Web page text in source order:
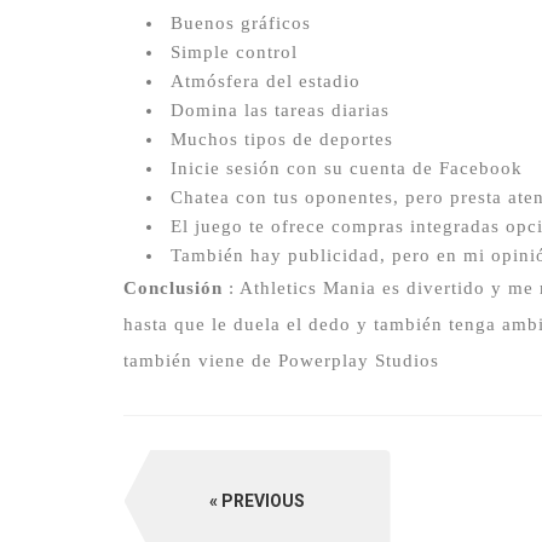
Buenos gráficos
Simple control
Atmósfera del estadio
Domina las tareas diarias
Muchos tipos de deportes
Inicie sesión con su cuenta de Facebook
Chatea con tus oponentes, pero presta
El juego te ofrece compras integradas
También hay publicidad, pero en mi
Conclusión : Athletics Mania es divertido y me
hasta que le duela el dedo y también tenga
también viene de Powerplay Studios
PREVIOUS